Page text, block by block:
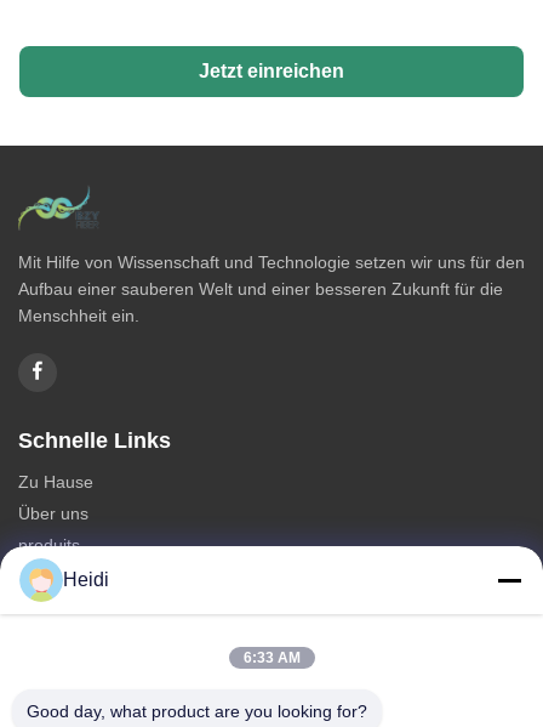
Jetzt einreichen
Mit Hilfe von Wissenschaft und Technologie setzen wir uns für den
Aufbau einer sauberen Welt und einer besseren Zukunft für die
Menschheit ein.
Schnelle Links
Zu Hause
Über uns
produits
Kontakt mit uns
Feuerhemmende Polyester-Stapelfasern
Heidi
6:33 AM
Good day, what product are you looking for?